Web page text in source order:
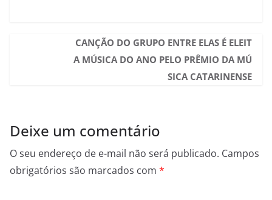
CANÇÃO DO GRUPO ENTRE ELAS É ELEIT
A MÚSICA DO ANO PELO PRÊMIO DA MÚ
SICA CATARINENSE
Deixe um comentário
O seu endereço de e-mail não será publicado. Campos
obrigatórios são marcados com *